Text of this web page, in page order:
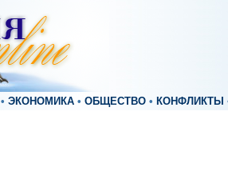
• ЭКОНОМИКА • ОБЩЕСТВО • КОНФЛИКТЫ